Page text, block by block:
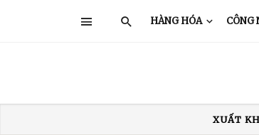
HÀNG HÓA CÔNG
XUẤT KHẨU THỦY SẢN